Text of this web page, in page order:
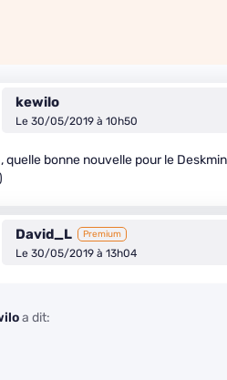
kewilo
Le 30/05/2019 à 10h50
quelle bonne nouvelle pour le
David_L Premium
Le 30/05/2019 à 13h04
a dit: